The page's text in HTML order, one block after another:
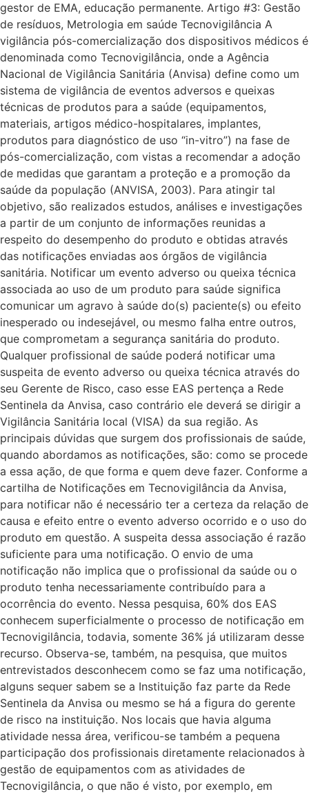
gestor de EMA, educação permanente. Artigo #3: Gestão
de resíduos, Metrologia em saúde Tecnovigilância A
vigilância pós-comercialização dos dispositivos médicos é
denominada como Tecnovigilância, onde a Agência
Nacional de Vigilância Sanitária (Anvisa) define como um
sistema de vigilância de eventos adversos e queixas
técnicas de produtos para a saúde (equipamentos,
materiais, artigos médico-hospitalares, implantes,
produtos para diagnóstico de uso “in-vitro”) na fase de
pós-comercialização, com vistas a recomendar a adoção
de medidas que garantam a proteção e a promoção da
saúde da população (ANVISA, 2003). Para atingir tal
objetivo, são realizados estudos, análises e investigações
a partir de um conjunto de informações reunidas a
respeito do desempenho do produto e obtidas através
das notificações enviadas aos órgãos de vigilância
sanitária. Notificar um evento adverso ou queixa técnica
associada ao uso de um produto para saúde significa
comunicar um agravo à saúde do(s) paciente(s) ou efeito
inesperado ou indesejável, ou mesmo falha entre outros,
que comprometam a segurança sanitária do produto.
Qualquer profissional de saúde poderá notificar uma
suspeita de evento adverso ou queixa técnica através do
seu Gerente de Risco, caso esse EAS pertença a Rede
Sentinela da Anvisa, caso contrário ele deverá se dirigir a
Vigilância Sanitária local (VISA) da sua região. As
principais dúvidas que surgem dos profissionais de saúde,
quando abordamos as notificações, são: como se procede
a essa ação, de que forma e quem deve fazer. Conforme a
cartilha de Notificações em Tecnovigilância da Anvisa,
para notificar não é necessário ter a certeza da relação de
causa e efeito entre o evento adverso ocorrido e o uso do
produto em questão. A suspeita dessa associação é razão
suficiente para uma notificação. O envio de uma
notificação não implica que o profissional da saúde ou o
produto tenha necessariamente contribuído para a
ocorrência do evento. Nessa pesquisa, 60% dos EAS
conhecem superficialmente o processo de notificação em
Tecnovigilância, todavia, somente 36% já utilizaram desse
recurso. Observa-se, também, na pesquisa, que muitos
entrevistados desconhecem como se faz uma notificação,
alguns sequer sabem se a Instituição faz parte da Rede
Sentinela da Anvisa ou mesmo se há a figura do gerente
de risco na instituição. Nos locais que havia alguma
atividade nessa área, verificou-se também a pequena
participação dos profissionais diretamente relacionados à
gestão de equipamentos com as atividades de
Tecnovigilância, o que não é visto, por exemplo, em